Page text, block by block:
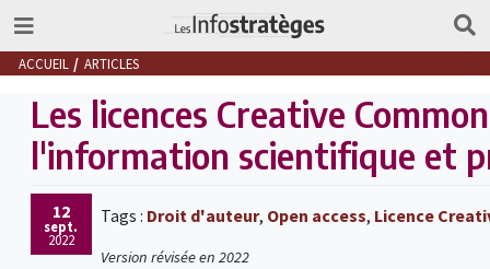
ACCUEIL ARTICLES
Les licences Creative
l'information scientifique et
12
sept.
2022
Tags : Droit d'auteur, Open access, Licence
Version révisée en 2022